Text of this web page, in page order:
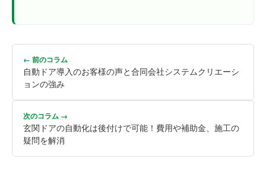
← 前のコラム
自動ドア導入のお客様の声と合同会社システムクリエーシ
ョンの強み
次のコラム →
玄関ドアの自動化は後付けで可能！費用や補助金、施工の
疑問を解消